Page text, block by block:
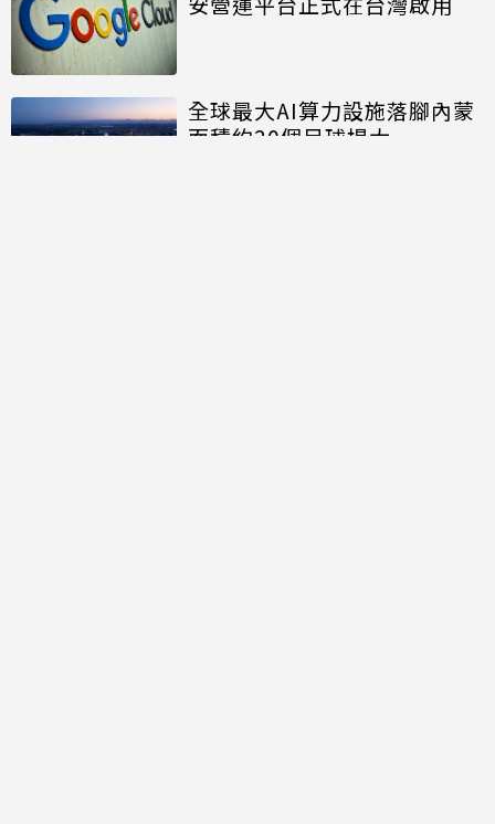
全球最大AI算力設施落腳內蒙
面積約20個足球場大